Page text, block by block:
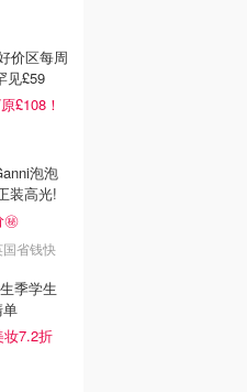
价区每周
见£59
£108！
泡泡
装高光!
㊙️
省钱快
季学生
妆7.2折